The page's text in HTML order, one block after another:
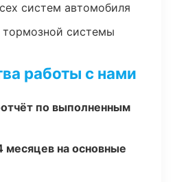
систем автомобиля
системы
работы с нами
по выполненным
месяцев на основные